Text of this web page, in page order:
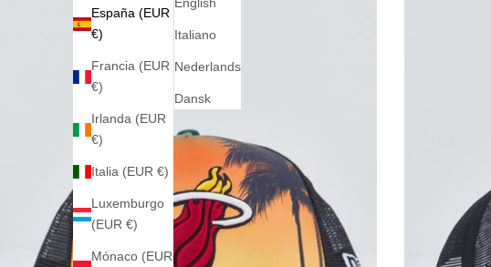
España (EUR
€)
Francia (EUR
€)
Irlanda (EUR
€)
Italia (EUR €)
Luxemburgo
(EUR €)
Mónaco (EUR
English
Italiano
Nederlands
Dansk